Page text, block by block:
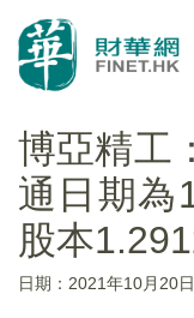
博亞精工
通日期為
股本
日期：2021年10月20